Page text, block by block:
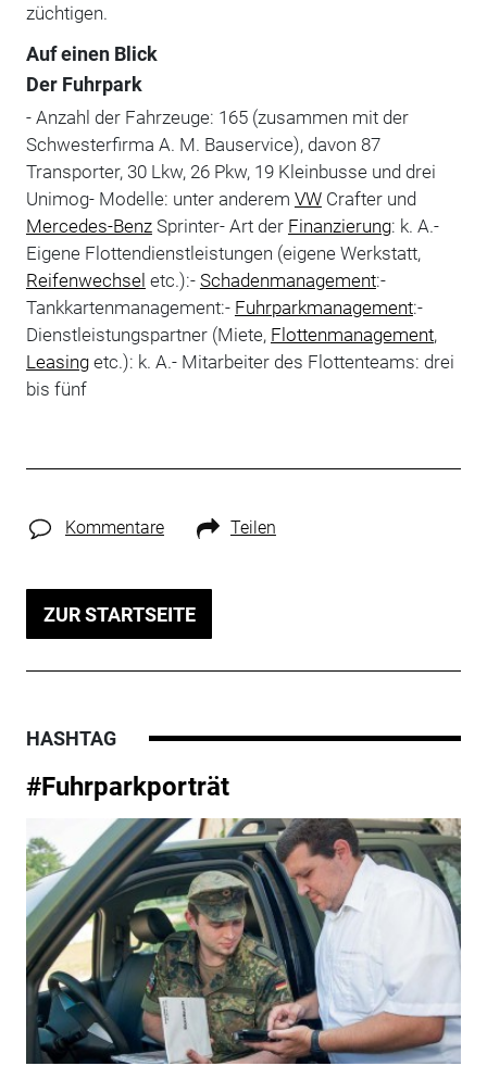
züchtigen.
Auf einen Blick
Der Fuhrpark
- Anzahl der Fahrzeuge: 165 (zusammen mit der
Schwesterfirma A. M. Bauservice), davon 87
Transporter, 30 Lkw, 26 Pkw, 19 Kleinbusse und drei
Unimog- Modelle: unter anderem VWCrafter und
Mercedes-BenzSprinter- Art der Finanzierung: k. A.-
Eigene Flottendienstleistungen (eigene Werkstatt,
Reifenwechsel etc.):- Schadenmanagement:-
Tankkartenmanagement:- Fuhrparkmanagement:-
Dienstleistungspartner (Miete, Flottenmanagement,
Leasingetc.): k. A.- Mitarbeiter des Flottenteams: drei
bis fünf
Kommentare Teilen
ZUR STARTSEITE
HASHTAG
#Fuhrparkporträt